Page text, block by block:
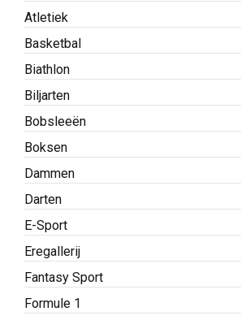
Atletiek
Basketbal
Biathlon
Biljarten
Bobsleeën
Boksen
Dammen
Darten
E-Sport
Eregallerij
Fantasy Sport
Formule 1